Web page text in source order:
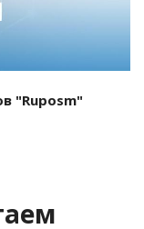
"Ruposm"